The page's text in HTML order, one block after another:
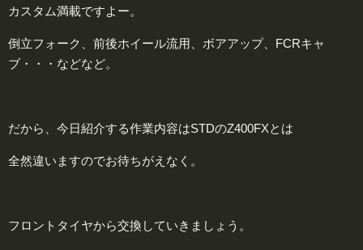
カスタム満載ですよー。
倒立フォーク、前後ホイール流用、ボアアップ、FCRキャ
ブ・・・などなど。
だから、今日紹介する作業内容はSTDのZ400FXとは
全然違いますのでお待ちがえなく。
フロントタイヤから交換していきましょう。